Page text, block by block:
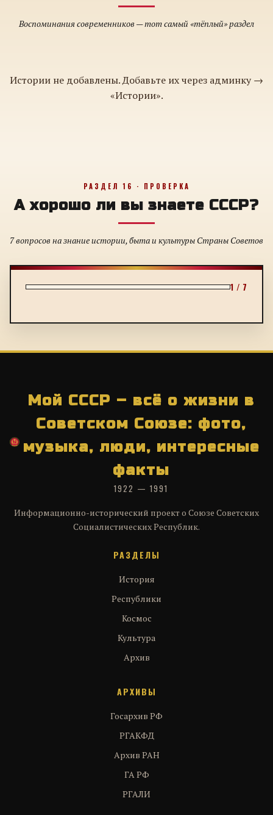
Воспоминания современников — тот самый «тёплый» раздел
Истории не добавлены. Добавьте их через админку →
«Истории».
РАЗДЕЛ 16 · ПРОВЕРКА
А хорошо ли вы знаете СССР?
7 вопросов на знание истории, быта и культуры Страны Советов
1 / 7
Мой СССР – всё о жизни в
Советском Союзе: фото,
музыка, люди, интересные
факты
1922 — 1991
Информационно-исторический проект о Союзе Советских
Социалистических Республик.
РАЗДЕЛЫ
История
Республики
Космос
Культура
Архив
АРХИВЫ
Госархив РФ
РГАКФД
Архив РАН
ГА РФ
РГАЛИ